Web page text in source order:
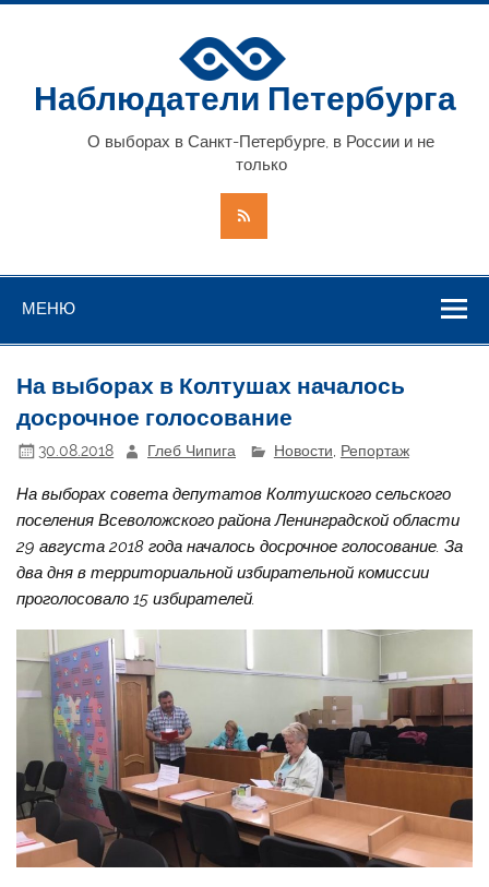
Наблюдатели Петербурга
О выборах в Санкт-Петербурге, в России и не
только
МЕНЮ
На выборах в Колтушах началось
досрочное голосование
30.08.2018 Глеб Чипига Новости Репортаж
На выборах совета депутатов Колтушского сельского
поселения Всеволожского района Ленинградской области
29 августа 2018 года началось досрочное голосование. За
два дня в территориальной избирательной комиссии
проголосовало 15 избирателей.